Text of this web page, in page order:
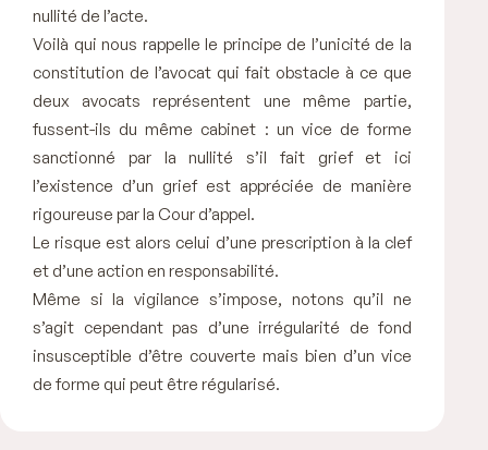
nullité de l’acte.
Voilà qui nous rappelle le principe de l’unicité de la
constitution de l’avocat qui fait obstacle à ce que
deux avocats représentent une même partie,
fussent-ils du même cabinet : un vice de forme
sanctionné par la nullité s’il fait grief et ici
l’existence d’un grief est appréciée de manière
rigoureuse par la Cour d’appel.
Le risque est alors celui d’une prescription à la clef
et d’une action en responsabilité.
Même si la vigilance s’impose, notons qu’il ne
s’agit cependant pas d’une irrégularité de fond
insusceptible d’être couverte mais bien d’un vice
de forme qui peut être régularisé.